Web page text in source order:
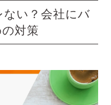
い？会社にバ
対策